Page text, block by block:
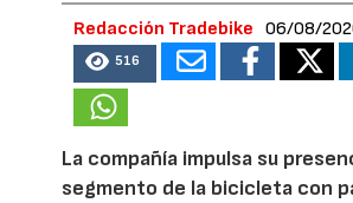
Redacción Tradebike 06/08/
516
La compañía impulsa su
segmento de la bicicleta con